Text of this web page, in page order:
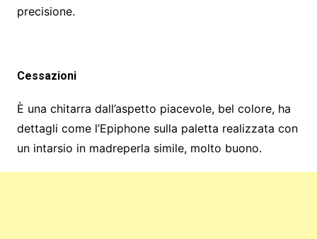
precisione.
Cessazioni
È una chitarra dall’aspetto piacevole, bel colore, ha
dettagli come l’Epiphone sulla paletta realizzata con
un intarsio in madreperla simile, molto buono.